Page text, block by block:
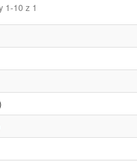
1-10 z 1